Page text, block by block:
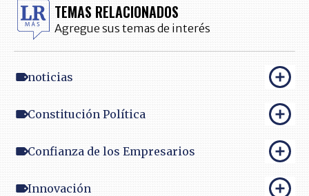
TEMAS RELACIONADOS
Agregue sus temas de interés
noticias
Constitución Política
Confianza de los Empresarios
Innovación